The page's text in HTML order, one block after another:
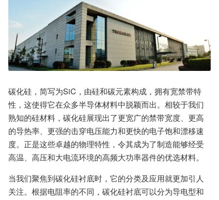
碳化硅，简写为SiC，由硅和碳元素构成，拥有宽禁带特
性，这使得它在众多半导体材料中脱颖而出。相较于我们
熟知的硅材料，碳化硅展现出了更宽广的禁带宽度、更高
的导热率、更强的击穿电压能力和更快的电子饱和漂移速
度。正是这些卓越的物理特性，令其成为了制造能够经受
高温、高压和大电流环境的高频大功率器件的优选材料。
当我们聚焦到碳化硅衬底时，它的分类及应用就更加引人
关注。根据电阻率的不同，碳化硅衬底可以分为导电型和